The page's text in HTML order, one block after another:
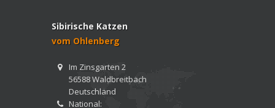
Sibirische Katzen
vom Ohlenberg
Im Zinsgarten 2
56588 Waldbreitbach
Deutschland
National: